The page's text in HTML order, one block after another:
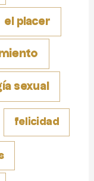
el placer
sexual
felicidad